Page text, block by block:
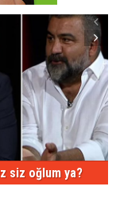
siz oğlum ya?